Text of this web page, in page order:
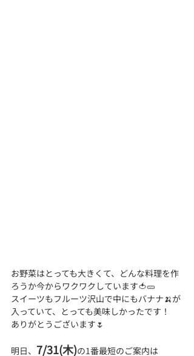
お野菜はとっても大きくて、どんな料理を作
ろうか今からワクワクしています🍅🥒
スイーツもフルーツ沢山で中にもバナナ🍌が
入っていて、とっても美味しかったです！
ありがとうございます🌷
明日、 7/31(木)の1番最短のご案内は